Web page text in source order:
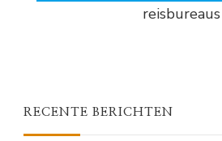
reisbureaus
RECENTE BERICHTEN